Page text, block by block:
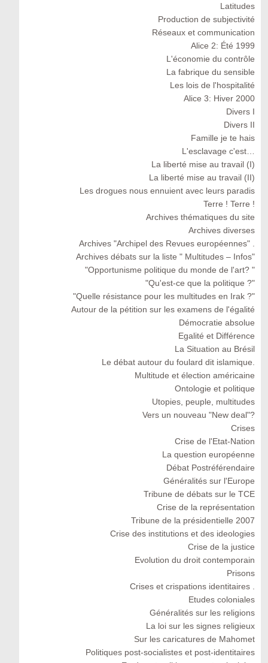
Latitudes
Production de subjectivité
Réseaux et communication
Alice 2: Été 1999
L'économie du contrôle
La fabrique du sensible
Les lois de l'hospitalité
Alice 3: Hiver 2000
Divers I
Divers II
Famille je te hais
L'esclavage c'est…
La liberté mise au travail (I)
La liberté mise au travail (II)
Les drogues nous ennuient avec leurs paradis
Terre ! Terre !
Archives thématiques du site
Archives diverses
Archives "Archipel des Revues européennes" .
Archives débats sur la liste " Multitudes – Infos"
"Opportunisme politique du monde de l'art? "
"Qu'est-ce que la politique ?"
"Quelle résistance pour les multitudes en Irak ?"
Autour de la pétition sur les examens de l'égalité
Démocratie absolue
Egalité et Différence
La Situation au Brésil
Le débat autour du foulard dit islamique.
Multitude et élection américaine
Ontologie et politique
Utopies, peuple, multitudes
Vers un nouveau "New deal"?
Crises
Crise de l'Etat-Nation
La question européenne
Débat Postréférendaire
Généralités sur l'Europe
Tribune de débats sur le TCE
Crise de la représentation
Tribune de la présidentielle 2007
Crise des institutions et des ideologies
Crise de la justice
Evolution du droit contemporain
Prisons
Crises et crispations identitaires .
Etudes coloniales
Généralités sur les religions
La loi sur les signes religieux
Sur les caricatures de Mahomet
Politiques post-socialistes et post-identitaires